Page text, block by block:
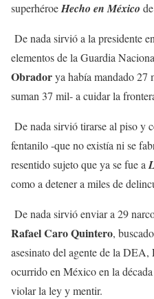
superhéroeHecho en México
De nada sirvió a la presidente
elementos de la Guardia
Obradorya había mandado 27
suman 37 mil- a cuidar la
De nada sirvió tirarse al piso y
fentanilo -que no existía ni se
resentido sujeto que ya se fue a
como a detener a miles de
De nada sirvió enviar a 29
Rafael Caro Quintero,
asesinato del agente de la DEA,
ocurrido en México en la
violar la ley y mentir.